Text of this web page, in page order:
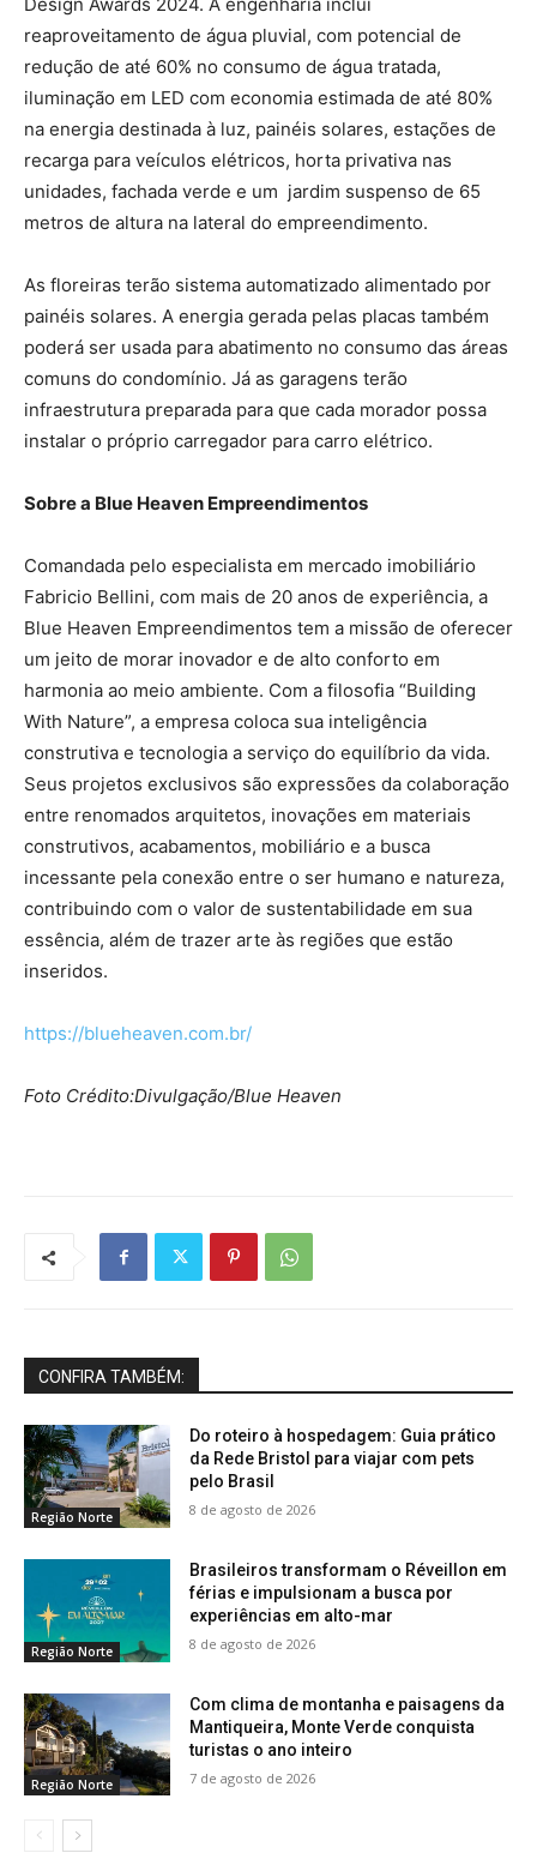
reaproveitamento de água pluvial, com potencial de
redução de até 60% no consumo de água tratada,
iluminação em LED com economia estimada de até 80%
na energia destinada à luz, painéis solares, estações de
recarga para veículos elétricos, horta privativa nas
unidades, fachada verde e um jardim suspenso de 65
metros de altura na lateral do empreendimento.
As floreiras terão sistema automatizado alimentado por
painéis solares. A energia gerada pelas placas também
poderá ser usada para abatimento no consumo das áreas
comuns do condomínio. Já as garagens terão
infraestrutura preparada para que cada morador possa
instalar o próprio carregador para carro elétrico.
Sobre a Blue Heaven Empreendimentos
Comandada pelo especialista em mercado imobiliário
Fabricio Bellini, com mais de 20 anos de experiência, a
Blue Heaven Empreendimentos tem a missão de oferecer
um jeito de morar inovador e de alto conforto em
harmonia ao meio ambiente. Com a filosofia “Building
With Nature”, a empresa coloca sua inteligência
construtiva e tecnologia a serviço do equilíbrio da vida.
Seus projetos exclusivos são expressões da colaboração
entre renomados arquitetos, inovações em materiais
construtivos, acabamentos, mobiliário e a busca
incessante pela conexão entre o ser humano e natureza,
contribuindo com o valor de sustentabilidade em sua
essência, além de trazer arte às regiões que estão
inseridos.
https://blueheaven.com.br/
Foto Crédito:Divulgação/Blue Heaven
CONFIRA TAMBÉM:
Região Norte
Do roteiro à hospedagem: Guia prático
da Rede Bristol para viajar com pets
pelo Brasil
8 de agosto de 2026
Região Norte
Brasileiros transformam o Réveillon em
férias e impulsionam a busca por
experiências em alto-mar
8 de agosto de 2026
Região Norte
Com clima de montanha e paisagens da
Mantiqueira, Monte Verde conquista
turistas o ano inteiro
7 de agosto de 2026